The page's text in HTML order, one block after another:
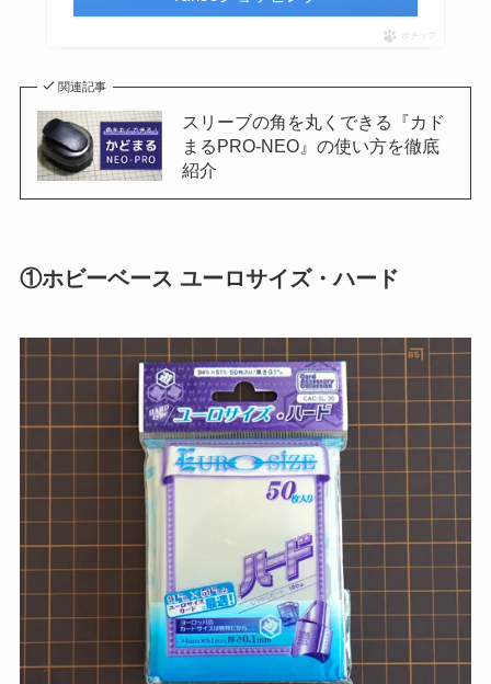
ポチップ
関連記事
スリーブの角を丸くできる『カド
まるPRO-NEO』の使い方を徹底
紹介
①ホビーベース ユーロサイズ・ハード